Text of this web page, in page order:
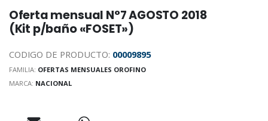
Oferta mensual N°7 AGOSTO 2018
(Kit p/baño «FOSET»)
CODIGO DE PRODUCTO: 00009895
FAMILIA: OFERTAS MENSUALES OROFINO
MARCA: NACIONAL